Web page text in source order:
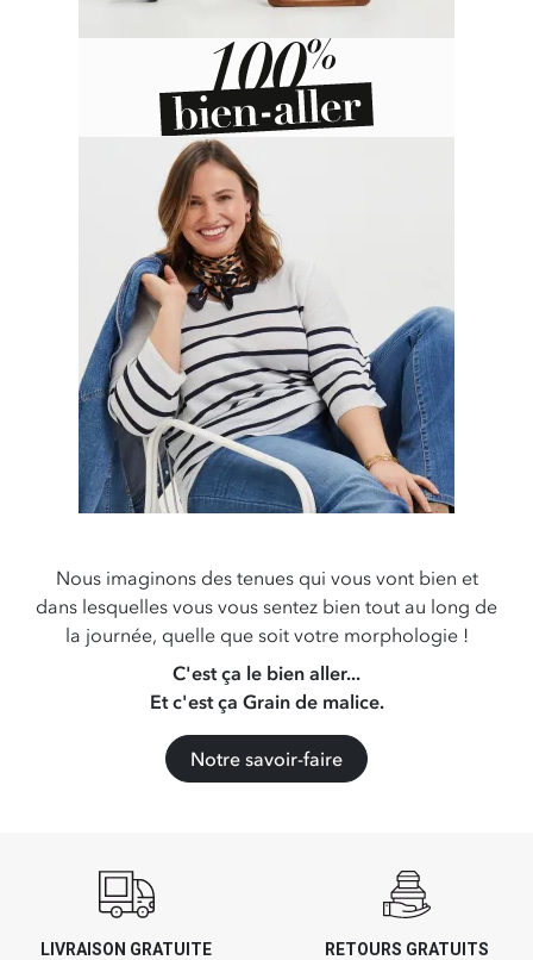
Nous imaginons des tenues qui vous vont bien et
dans lesquelles vous vous sentez bien tout au long de
la journée, quelle que soit votre morphologie !
C'est ça le bien aller...
Et c'est ça Grain de malice.
Notre savoir-faire
LIVRAISON GRATUITE
RETOURS GRATUITS